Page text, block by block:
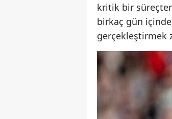
kritik bir
birkaç gün
gerçekleştirmek